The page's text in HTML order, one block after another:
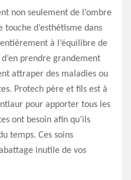
non seulement de l’ombre
d’esthétisme dans
à l’équilibre de
d’en prendre grandement
attraper des maladies ou
Protech père et fils est à
pour apporter tous les
ont besoin afin qu’ils
temps. Ces soins
inutile de vos